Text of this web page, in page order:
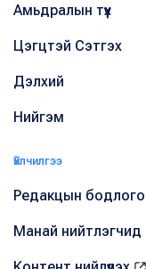
Амьдралын түүх
Цэгцтэй Сэтгэх
Дэлхий
Нийгэм
Үйлчилгээ
Редакцын бодлого
Манай нийтлэгчид